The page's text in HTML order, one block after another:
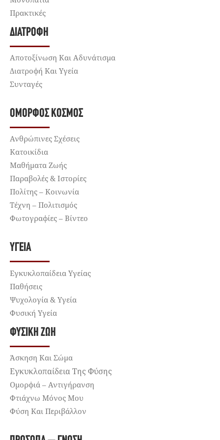
Πρακτικές
ΔΙΑΤΡΟΦΉ
Αποτοξίνωση Και Αδυνάτισμα
Διατροφή Και Υγεία
Συνταγές
ΌΜΟΡΦΟΣ ΚΌΣΜΟΣ
Ανθρώπινες Σχέσεις
Κατοικίδια
Μαθήματα Ζωής
Παραβολές & Ιστορίες
Πολίτης – Κοινωνία
Τέχνη – Πολιτισμός
Φωτογραφίες – Βίντεο
ΥΓΕΊΑ
Εγκυκλοπαίδεια Υγείας
Παθήσεις
Ψυχολογία & Υγεία
Φυσική Υγεία
ΦΥΣΙΚΉ ΖΩΉ
Άσκηση Και Σώμα
Εγκυκλοπαίδεια Της Φύσης
Ομορφιά – Αντιγήρανση
Φτιάχνω Μόνος Μου
Φύση Και Περιβάλλον